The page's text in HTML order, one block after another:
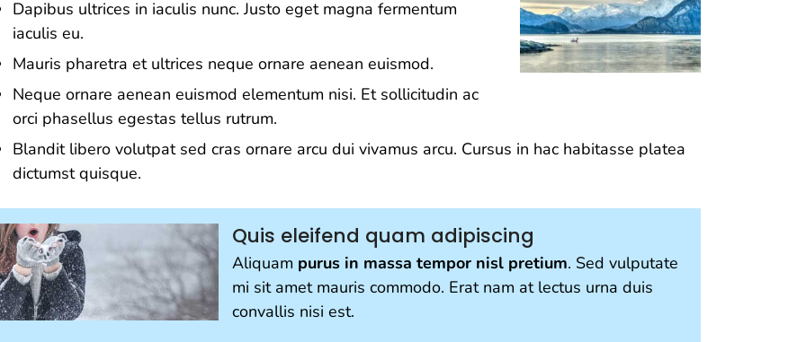
Dapibus ultrices in iaculis nunc. Justo eget magna fermentum
iaculis eu.
Mauris pharetra et ultrices neque ornare aenean euismod.
Neque ornare aenean euismod elementum nisi. Et sollicitudin ac
orci phasellus egestas tellus rutrum.
Blandit libero volutpat sed cras ornare arcu dui vivamus arcu. Cursus in hac habitasse platea
dictumst quisque.
Quis eleifend quam adipiscing
Aliquam purus in massa tempor nisl pretium. Sed vulputate
mi sit amet mauris commodo. Erat nam at lectus urna duis
convallis nisi est.